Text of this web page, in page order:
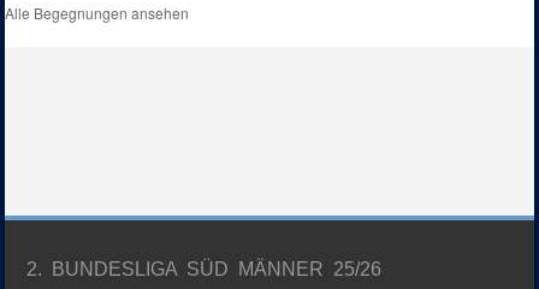
Alle Begegnungen ansehen
2. BUNDESLIGA SÜD MÄNNER 25/26